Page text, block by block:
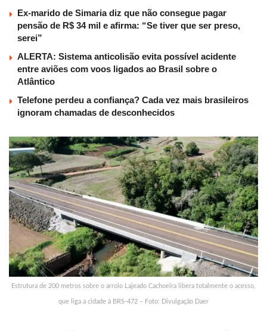
Ex-marido de Simaria diz que não consegue pagar
pensão de R$ 34 mil e afirma: “Se tiver que ser preso,
serei”
ALERTA: Sistema anticolisão evita possível acidente
entre aviões com voos ligados ao Brasil sobre o
Atlântico
Telefone perdeu a confiança? Cada vez mais brasileiros
ignoram chamadas de desconhecidos
Estrutura de 200 metros sobre o arroio Lajeado Cachoeira libera totalmente o acesso,
que liga a cidade à BRS-472 – Foto: Divulgação Daer